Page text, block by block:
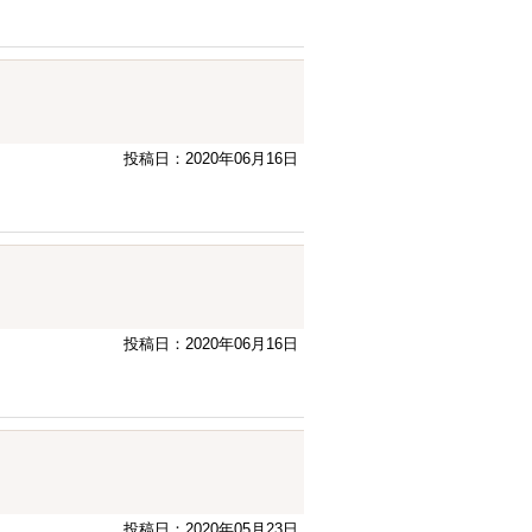
投稿日：2020年06月16日
投稿日：2020年06月16日